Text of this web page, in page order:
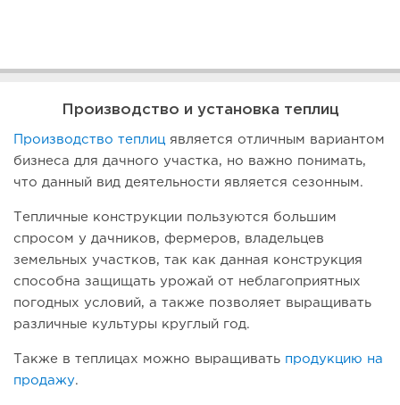
Производство и установка теплиц
Производство теплиц является отличным вариантом
бизнеса для дачного участка, но важно понимать,
что данный вид деятельности является сезонным.
Тепличные конструкции пользуются большим
спросом у дачников, фермеров, владельцев
земельных участков, так как данная конструкция
способна защищать урожай от неблагоприятных
погодных условий, а также позволяет выращивать
различные культуры круглый год.
Также в теплицах можно выращивать продукцию на
продажу.